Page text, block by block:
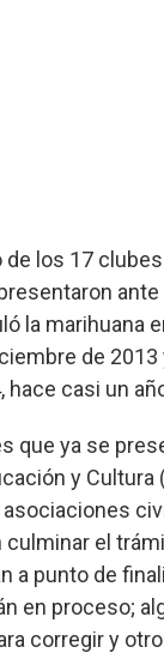
de los 17
ante
la marihuana
de 2013
hace casi un
que ya se
y Cultura
culminar el
a punto de
en proceso;
corregir y